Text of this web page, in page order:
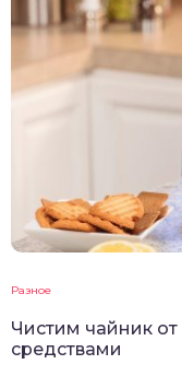
Разное
Чистим чайник
средствами